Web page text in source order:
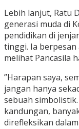
​Lebih lanjut, Ratu
generasi muda di
pendidikan di
tinggi. Ia
melihat Pancasila
​”Harapan saya,
jangan hanya
sebuah
kandungan,
direfleksikan